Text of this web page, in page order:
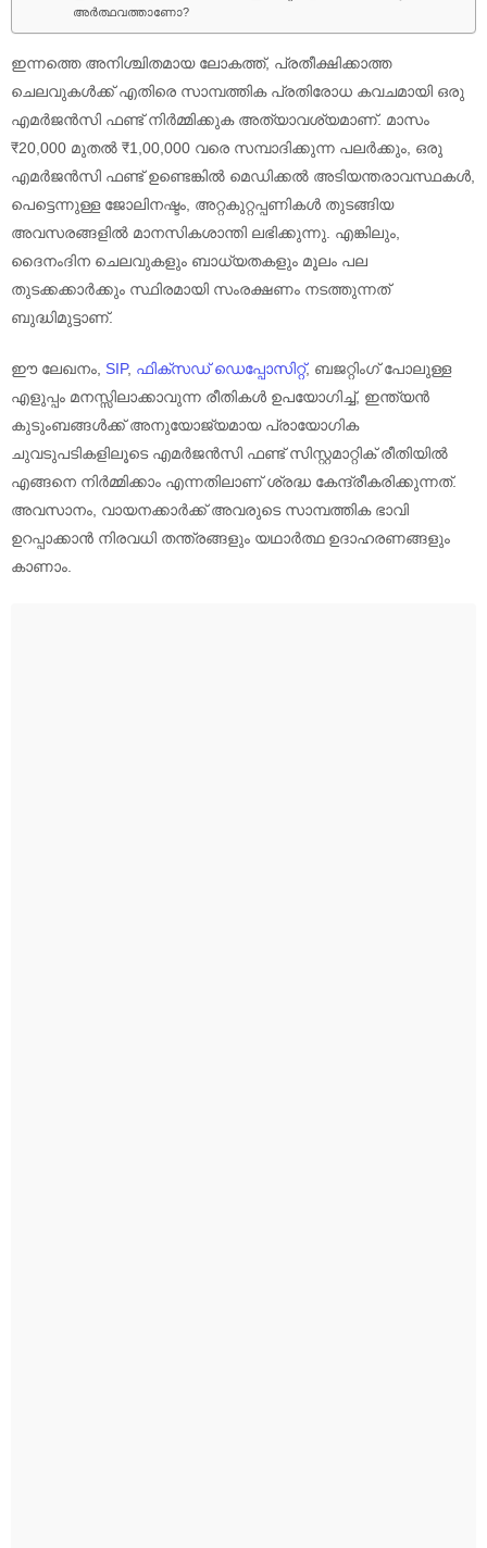
അർത്ഥവത്താണോ?
ഇന്നത്തെ അനിശ്ചിതമായ ലോകത്ത്, പ്രതീക്ഷിക്കാത്ത
ചെലവുകൾക്ക് എതിരെ സാമ്പത്തിക പ്രതിരോധ കവചമായി ഒരു
എമർജൻസി ഫണ്ട് നിർമ്മിക്കുക അത്യാവശ്യമാണ്. മാസം
₹20,000 മുതൽ ₹1,00,000 വരെ സമ്പാദിക്കുന്ന പലർക്കും, ഒരു
എമർജൻസി ഫണ്ട് ഉണ്ടെങ്കിൽ മെഡിക്കൽ അടിയന്തരാവസ്ഥകൾ,
പെട്ടെന്നുള്ള ജോലിനഷ്ടം, അറ്റകുറ്റപ്പണികൾ തുടങ്ങിയ
അവസരങ്ങളിൽ മാനസികശാന്തി ലഭിക്കുന്നു. എങ്കിലും,
ദൈനംദിന ചെലവുകളും ബാധ്യതകളും മൂലം പല
തുടക്കക്കാർക്കും സ്ഥിരമായി സംരക്ഷണം നടത്തുന്നത്
ബുദ്ധിമുട്ടാണ്.
ഈ ലേഖനം, SIP, ഫിക്സഡ് ഡെപ്പോസിറ്റ്, ബജറ്റിംഗ് പോലുള്ള
എളുപ്പം മനസ്സിലാക്കാവുന്ന രീതികൾ ഉപയോഗിച്ച്, ഇന്ത്യൻ
കുടുംബങ്ങൾക്ക് അനുയോജ്യമായ പ്രായോഗിക
ചുവടുപടികളിലൂടെ എമർജൻസി ഫണ്ട് സിസ്റ്റമാറ്റിക് രീതിയിൽ
എങ്ങനെ നിർമ്മിക്കാം എന്നതിലാണ് ശ്രദ്ധ കേന്ദ്രീകരിക്കുന്നത്.
അവസാനം, വായനക്കാർക്ക് അവരുടെ സാമ്പത്തിക ഭാവി
ഉറപ്പാക്കാൻ നിരവധി തന്ത്രങ്ങളും യഥാർത്ഥ ഉദാഹരണങ്ങളും
കാണാം.